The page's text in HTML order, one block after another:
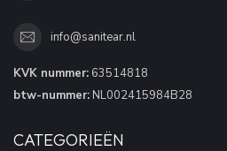
info@sanitear.nl
KVK nummer: 63514818
btw-nummer: NL002415984B28
CATEGORIEËN